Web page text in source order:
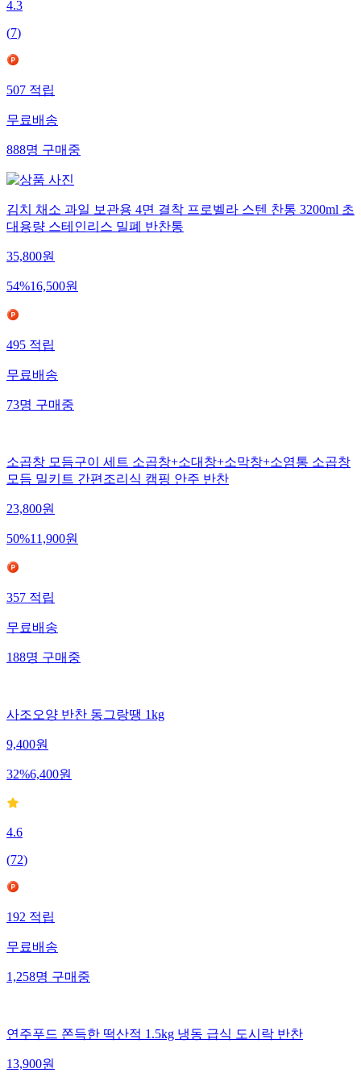
4.3
(7)
507 적립
무료배송
888명 구매중
김치 채소 과일 보관용 4면 결착 프로벨라 스텐 찬통 3200ml 초
대용량 스테인리스 밀폐 반찬통
35,800원
54%16,500원
495 적립
무료배송
73명 구매중
소곱창 모듬구이 세트 소곱창+소대창+소막창+소염통 소곱창
모듬 밀키트 간편조리식 캠핑 안주 반찬
23,800원
50%11,900원
357적립
무료배송
188명구매중
사조오양 반찬 동그랑땡 1kg
9,400원
32%6,400원
4.6
(72)
192적립
무료배송
1,258명구매중
연주푸드 쫀득한 떡산적 1.5kg 냉동 급식 도시락 반찬
13,900원